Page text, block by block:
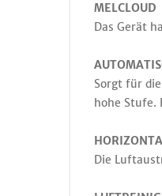
Das Gerät
Sorgt für
hohe Stufe.
Die